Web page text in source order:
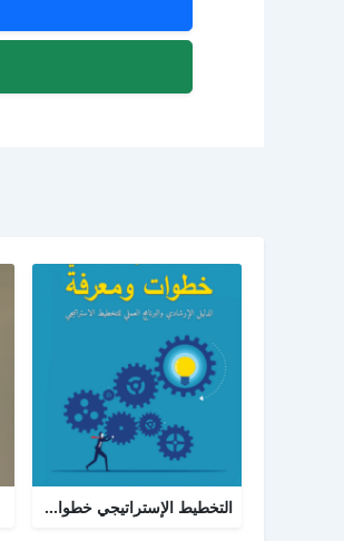
التخطيط الإستراتيجي خطوات ومعرفة: الدليل الإرشادي والبرنامج العملي للتخطيط